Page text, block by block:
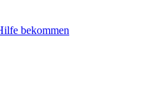
bekommen